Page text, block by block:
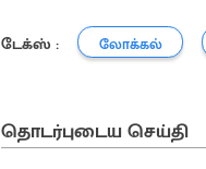
டேக்ஸ் : லோக்கல்
தொடர்புடைய செய்தி